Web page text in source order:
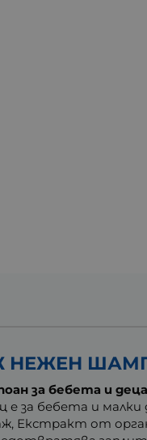
НЕЖЕН
за бебета и деца
е за бебета и
Екстракт от